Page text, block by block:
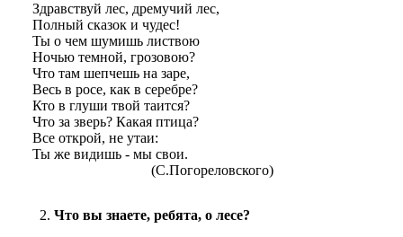
Здравствуй лес, дремучий лес,
Полный сказок и чудес!
Ты о чем шумишь листвою
Ночью темной, грозовою?
Что там шепчешь на заре,
Весь в росе, как в серебре?
Кто в глуши твой таится?
Что за зверь? Какая птица?
Все открой, не утаи:
Ты же видишь - мы свои.
(С.Погореловского)
Что вы знаете, ребята, о лесе?